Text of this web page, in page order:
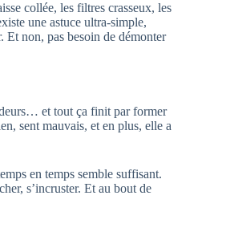
collée, les filtres crasseux, les
une astuce ultra-simple,
Et non, pas besoin de démonter
et tout ça finit par former
sent mauvais, et en plus, elle a
en temps semble suffisant.
s’incruster. Et au bout de